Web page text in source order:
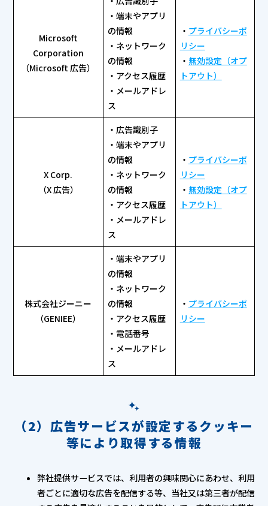
Microsoft
Corporation
（Microsoft 広告）
・端末やアプリ
の情報
・ネットワーク
の情報
・アクセス履歴
・メールアドレ
ス
・ プライバシーポ
リシー
・ 無効設定（オプ
トアウト）
X Corp.
（X 広告）
・広告識別子
・端末やアプリ
の情報
・ネットワーク
の情報
・アクセス履歴
・メールアドレ
ス
・ プライバシーポ
リシー
・ 無効設定（オプ
トアウト）
株式会社ジーニー
（GENIEE）
・端末やアプリ
の情報
・ネットワーク
の情報
・アクセス履歴
・電話番号
・メールアドレ
ス
・ プライバシーポ
リシー
（2）広告サービスが設定するクッキー
等により取得する情報
弊社提供サービスでは、利用者の興味関心にあわせ、利用
者ごとに適切な広告を配信する等、当社又は第三者が配信